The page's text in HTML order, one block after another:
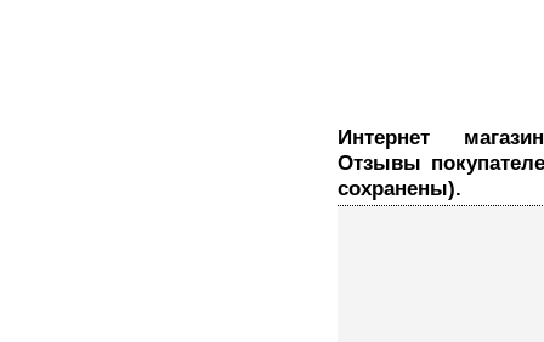
Интернет магазин ювелирных украшений.
Отзывы
сохранены).